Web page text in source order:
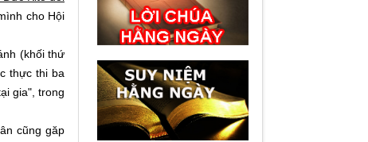
cho Hội
(khối thứ
thực thi ba
gia", trong
cũng găp